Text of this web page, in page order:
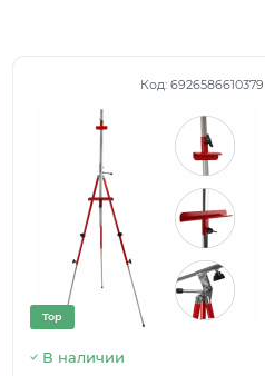
Код: 6926586610379
Top
В наличии